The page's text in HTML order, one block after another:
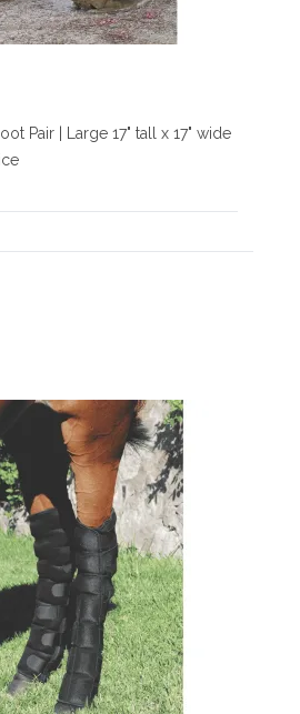
Pair | Large 17" tall x 17" wide